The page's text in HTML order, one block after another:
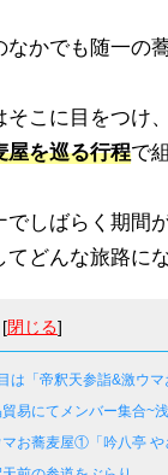
なかでも随一の
そこに目をつけ
屋を巡る行程で
でしばらく期間
てどんな旅路に
[閉じる]
は「帝釈天参詣&激ウ
貿易にてメンバー集合~
マお蕎麦屋①「吟八亭